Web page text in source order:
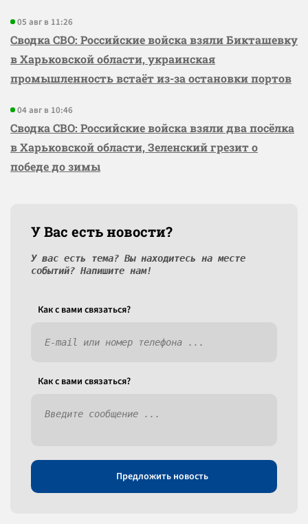
05 авг в 11:26
Сводка СВО: Российские войска взяли Бикташевку
в Харьковской области, украинская
промышленность встаёт из-за остановки портов
04 авг в 10:46
Сводка СВО: Российские войска взяли два посёлка
в Харьковской области, Зеленский грезит о
победе до зимы
У Вас есть новости?
У вас есть тема? Вы находитесь на месте
событий? Напишите нам!
Как c вами связаться?
Как c вами связаться?
Предложить новость